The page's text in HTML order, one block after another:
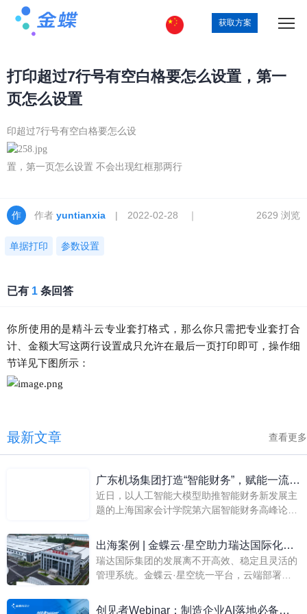
获取方案
打印超过7行号有空白格要怎么设置，第一
页怎么设置
印超过7行号有空白格要怎么设
置，第一页怎么设置 不会出现红框那两行
作者 yuntianxia | 2022-02-28 ｜
单据打印 参数设置
2629 浏览
已有 1 条回答
你所使用的是精斗云专业套打格式，那么你只需把专业套打合
计、金额大写这两行设置成只允许在最后一页打印即可，操作细
节详见下图所示：
最新文章 查看更多
广东机场集团打造“智能财务”，赋能一流机
场管理一盘棋
近日，以人工智能大模型助推智能财务新发展主
题的上海国家会计学院第六届智能财务高峰论坛
席院长共同揭晓了智能财务最佳实践评选结果。
广东机场管理集团有限公司（以下简称
出海案例 | 金蝶云·星空助力瑞达国际化应
用
瑞达国际集团的发展离不开高效、稳定且灵活的
管理系统。金蝶云·星空统一平台，云端部署，
统部署在云端，瑞达越南工厂/深圳总部/衡阳工
创见者Webinar：制造企业AI落地必备